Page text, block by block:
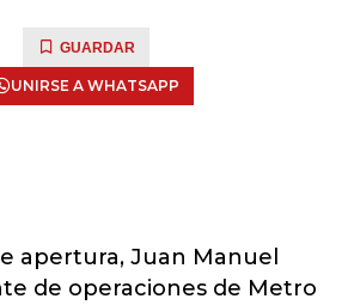
GUARDAR
UNIRSE A WHATSAPP
apertura, Juan Manuel
de operaciones de Metro